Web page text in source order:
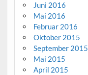
Juni 2016
Mai 2016
Februar 2016
Oktober 2015
September 2015
Mai 2015
April 2015